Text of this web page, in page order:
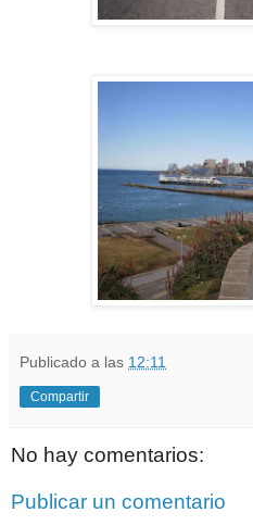
Publicado a las 12:11
Compartir
No hay comentarios:
Publicar un comentario